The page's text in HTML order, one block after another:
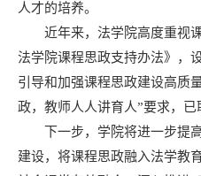
人才的培养。
近年来，法学院高度重视
法学院课程思政支持办法》，
引导和加强课程思政建设高质
政，教师人人讲育人”要求，已
下一步，学院将进一步提
建设，将课程思政融入法学教